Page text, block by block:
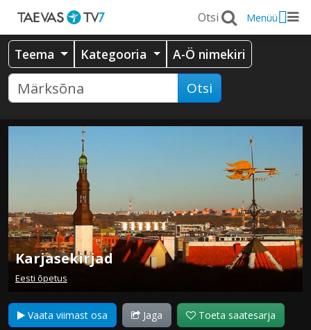
Menüü
Teema Kategooria A-Ö nimekiri
Otsi
Karjasekirjad
Eesti õpetus
Vaata viimast osa Jaga Toeta saatesarja